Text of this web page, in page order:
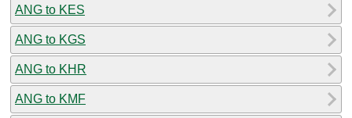
ANG to KES
ANG to KGS
ANG to KHR
ANG to KMF